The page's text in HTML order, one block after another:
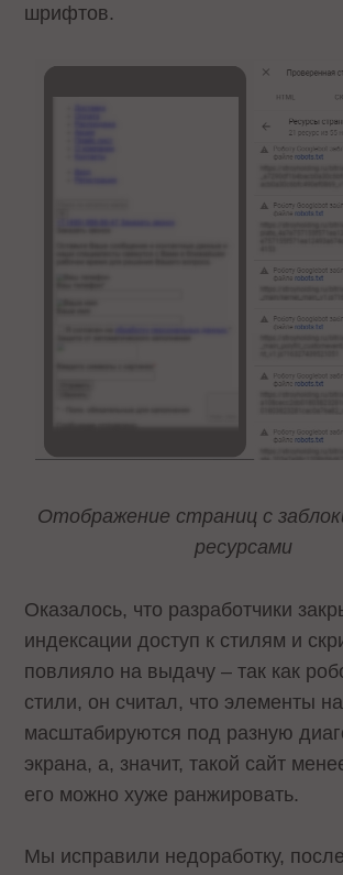
шрифтов.
Отображение страниц с
ресурсами
Оказалось, что разработчики
индексации доступ к стилям и
повлияло на выдачу – так как
стили, он считал, что элементы
масштабируются под разную
экрана, а, значит, такой сайт
его можно хуже ранжировать.
Мы исправили недоработку,